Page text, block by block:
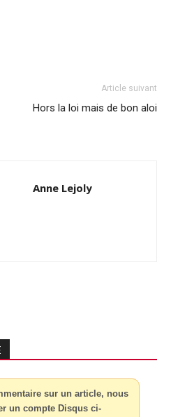
Article suivant
Hors la loi mais de bon aloi
Anne Lejoly
sur un article, nous
un compte Disqus ci-